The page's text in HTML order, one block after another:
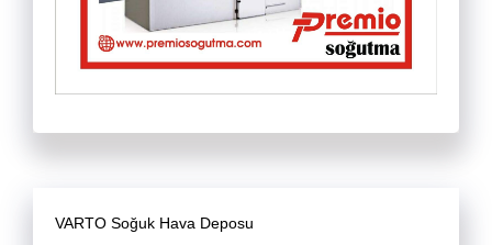
VARTO Soğuk Hava Deposu